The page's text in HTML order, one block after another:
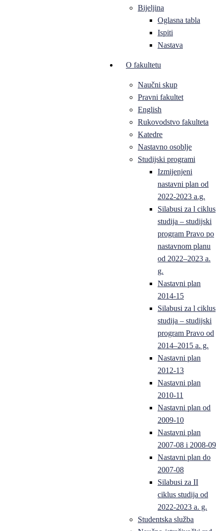
Bijeljina
Oglasna tabla
Ispiti
Nastava
O fakultetu
Naučni skup
Pravni fakultet
English
Rukovodstvo fakulteta
Katedre
Nastavno osoblje
Studijski programi
Izmijenjeni
nastavni plan od
2022-2023 a.g.
Silabusi za l ciklus
studija – studijski
program Pravo po
nastavnom planu
od 2022–2023 a.
g.
Nastavni plan
2014-15
Silabusi za l ciklus
studija – studijski
program Pravo od
2014–2015 a. g.
Nastavni plan
2012-13
Nastavni plan
2010-11
Nastavni plan od
2009-10
Nastavni plan
2007-08 i 2008-09
Nastavni plan do
2007-08
Silabusi za II
ciklus studija od
2022-2023 a. g.
Studentska služba